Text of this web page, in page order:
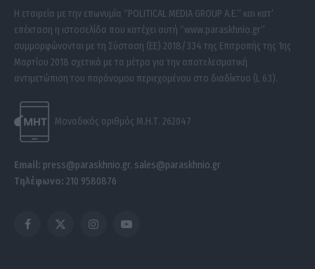
Η εταιρεία με την επωνυμία “POLITICAL MEDIA GROUP A.E.” και κατ’
επέκταση η ιστοσελίδα που κατέχει αυτή “www.paraskhnio.gr”
συμμορφώνονται με τη Σύσταση (ΕΕ) 2018/334 της Επιτροπής της 1ης
Μαρτίου 2018 σχετικά με τα μέτρα για την αποτελεσματική
αντιμετώπιση του παράνομου περιεχομένου στο διαδίκτυο (L 63).
Μοναδικός αριθμός Μ.Η.Τ. 262047
Email: press@paraskhnio.gr, sales@paraskhnio.gr
Τηλέφωνο: 210 9580876
Facebook
X
InstagramYouTube